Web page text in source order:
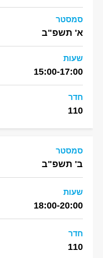
סמסטר
א' תשפ"ב
שעות
15:00-17:00
חדר
110
סמסטר
ב' תשפ"ב
שעות
18:00-20:00
חדר
110